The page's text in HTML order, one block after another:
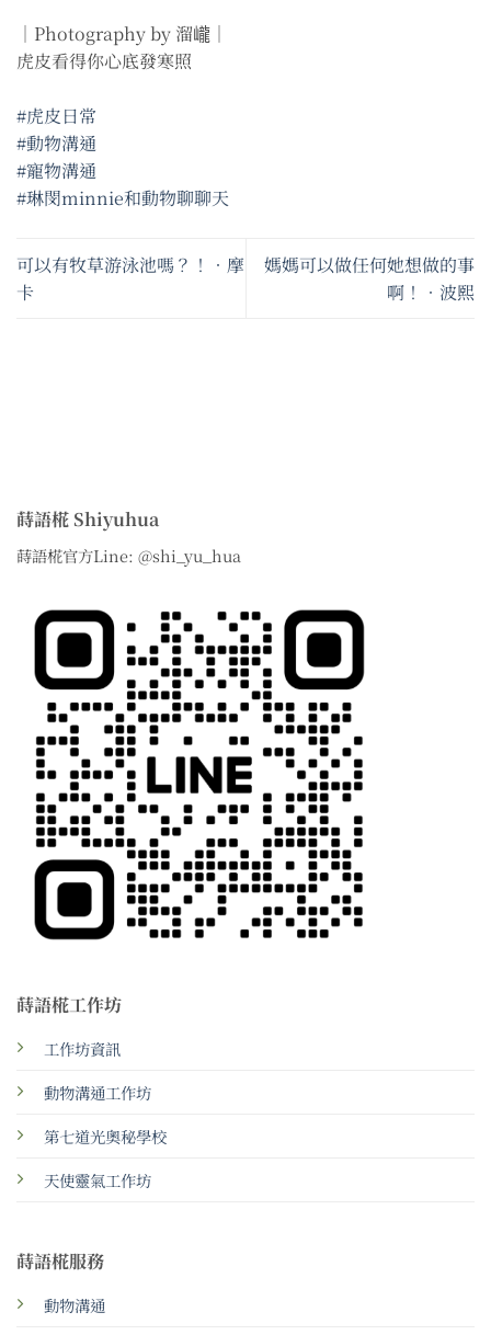
｜Photography by 溜巄｜
虎皮看得你心底發寒照
#虎皮日常
#動物溝通
#寵物溝通
#琳閔minnie和動物聊聊天
可以有牧草游泳池嗎？！•摩
卡
媽媽可以做任何她想做的事
啊！•波熙
蒔語椛 Shiyuhua
蒔語椛官方Line: @shi_yu_hua
蒔語椛工作坊
工作坊資訊
動物溝通工作坊
第七道光奧秘學校
天使靈氣工作坊
蒔語椛服務
動物溝通